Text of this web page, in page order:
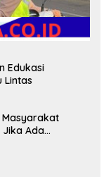
Edukasi
Lintas
Masyarakat
Jika Ada